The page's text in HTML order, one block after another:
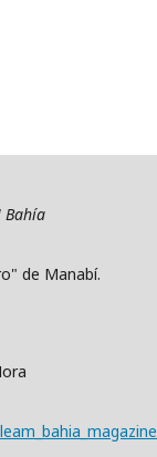
Bahía
de Manabí.